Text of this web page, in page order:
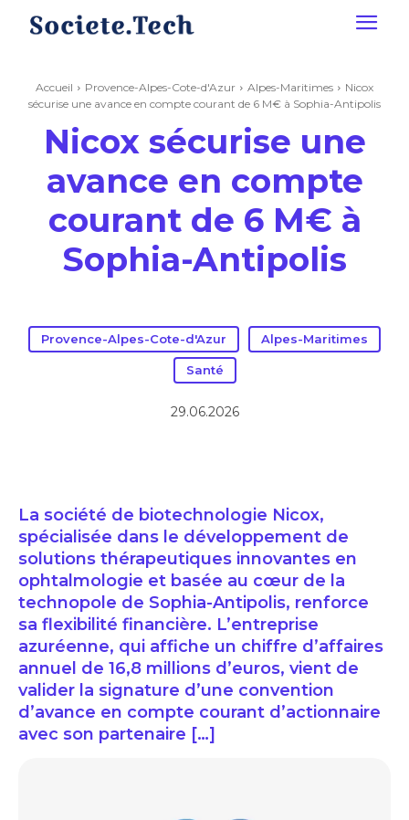
Accueil Provence-Alpes-Cote-d'Azur Alpes-Maritimes
Nicox
sécurise une avance en compte courant de 6 M€ à Sophia-Antipolis
Nicox sécurise une
avance en compte
courant de 6 M€ à
Sophia-Antipolis
Provence-Alpes-Cote-d'Azur Alpes-Maritimes
Santé
29.06.2026
La société de biotechnologie Nicox,
spécialisée dans le développement de
solutions thérapeutiques innovantes en
ophtalmologie et basée au cœur de la
technopole de Sophia-Antipolis, renforce
sa flexibilité financière. L’entreprise
azuréenne, qui affiche un chiffre d’affaires
annuel de 16,8 millions d’euros, vient de
valider la signature d’une convention
d’avance en compte courant d’actionnaire
avec son partenaire […]